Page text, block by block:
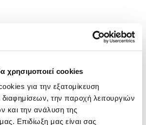
χρησιμοποιεί cookies
για την εξατομίκευση
διαφημίσεων, την παροχή λειτουργιών
και την ανάλυση της
Επιδίωξη μας είναι σας